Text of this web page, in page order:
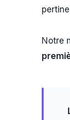
Notre